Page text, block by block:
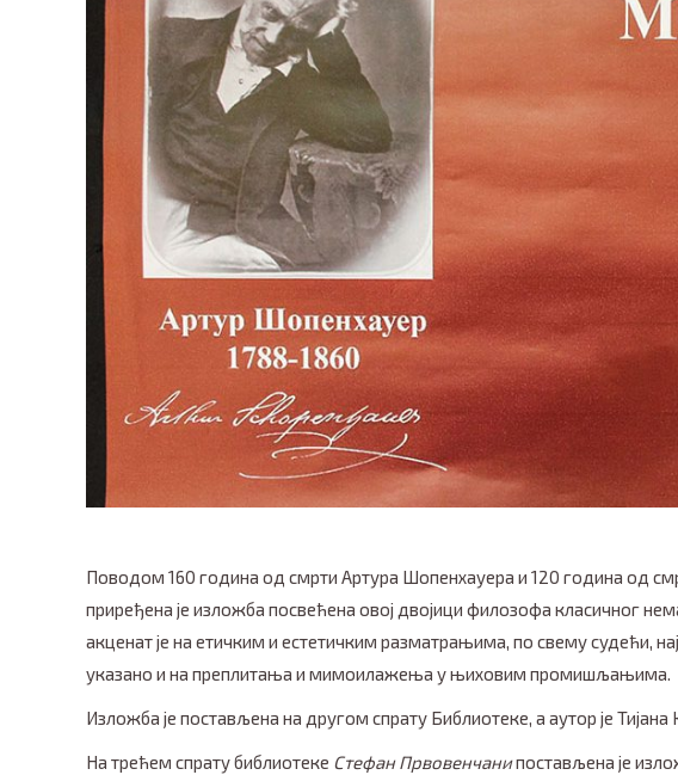
Поводом 160 година од смрти Артура Шопенхауера и 120 година од
приређена је изложба посвећена овој двојици филозофа класичног
акценат је на етичким и естетичким разматрањима, по свему судећи,
указано и на преплитања и мимоилажења у њиховим промишљањима.
Изложба је постављена на другом спрату Библиотеке, а аутор је Тијана
На трећем спрату библиотеке Стефан Првовенчанипостављена је